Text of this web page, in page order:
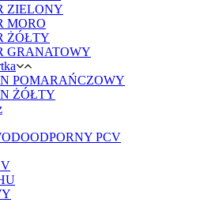
ZIELONY
MORO
ŻÓŁTY
GRANATOWY
POMARAŃCZOWY
ŻÓŁTY
PCV